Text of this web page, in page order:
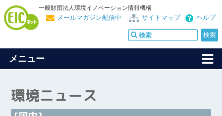
一般財団法人環境イノベーション情報機構
ヘルプ
サイトマップ
メールマガジン配信中
メニュー
環境ニュース